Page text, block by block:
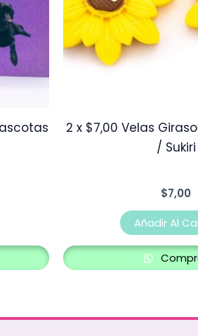
2 x $7,00 Velas
/ Sukiri
$7,00
Añadir Al